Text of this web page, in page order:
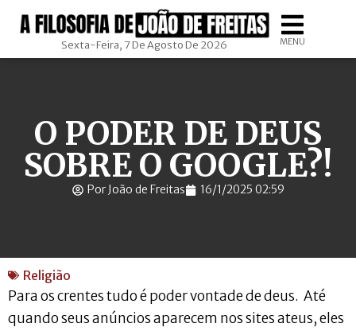
Sexta-Feira, 7 De Agosto De 2026 MENU
O PODER DE DEUS
SOBRE O GOOGLE?!
Por João de Freitas 16/1/2025 02:59
Religião
Para os crentes tudo é poder vontade de deus. Até
quando seus anúncios aparecem nos sites ateus, eles